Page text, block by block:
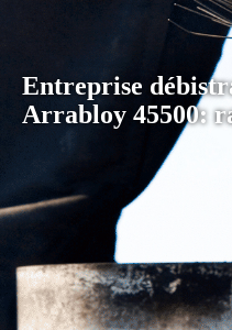
Entreprise
Arrabloy 45500: